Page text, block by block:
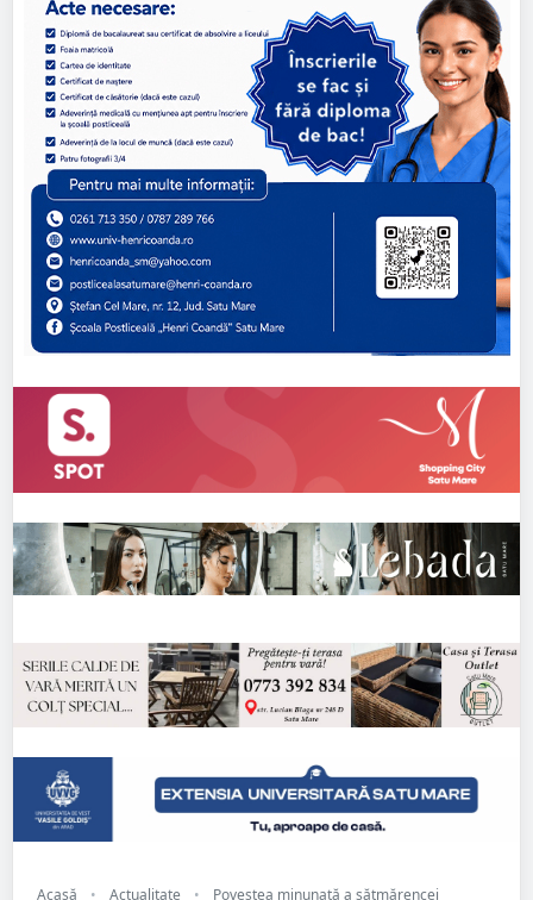
Acasă • Actualitate •
Povestea minunată a sătmărencei